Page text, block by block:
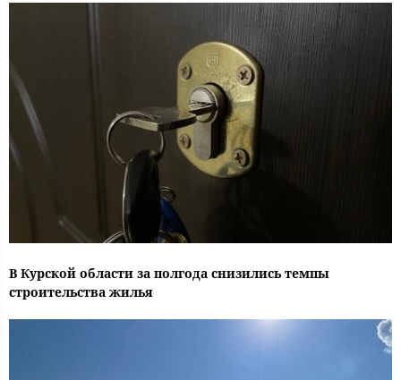
В Курской области за полгода снизились темпы
строительства жилья